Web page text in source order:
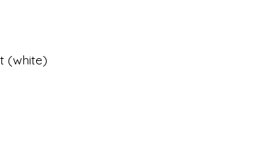
(white)